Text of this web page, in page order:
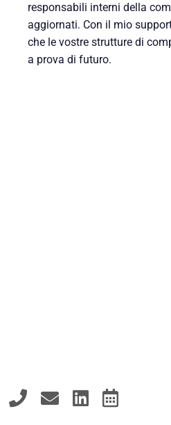
responsabili interni della
aggiornati. Con il mio
che le vostre strutture di
a prova di futuro.